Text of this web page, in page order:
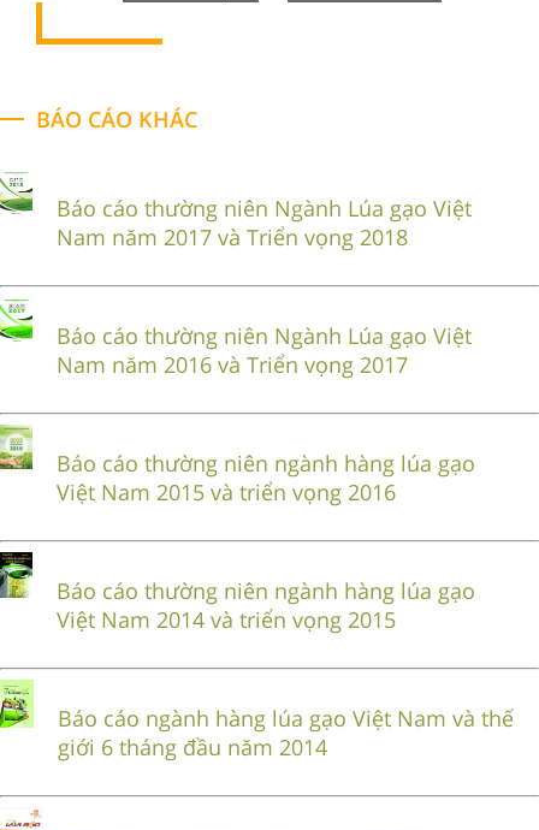
BÁO CÁO KHÁC
Báo cáo thường niên Ngành Lúa gạo Việt
Nam năm 2017 và Triển vọng 2018
Báo cáo thường niên Ngành Lúa gạo Việt
Nam năm 2016 và Triển vọng 2017
Báo cáo thường niên ngành hàng lúa gạo
Việt Nam 2015 và triển vọng 2016
Báo cáo thường niên ngành hàng lúa gạo
Việt Nam 2014 và triển vọng 2015
Báo cáo ngành hàng lúa gạo Việt Nam và thế
giới 6 tháng đầu năm 2014